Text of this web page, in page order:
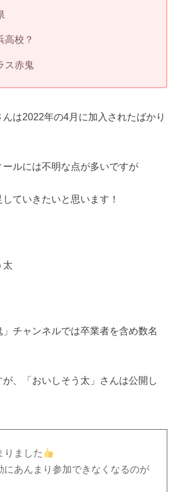
高校？
ス赤鬼
んは2022年の4月に加入されたばかり
ールには不明な点が多いですが
ていきたいと思います！
太
」チャンネルでは卒業者を含め数名
、「おいしそう太」さんは公開し
りました
にあんまり参加できなくなるのが